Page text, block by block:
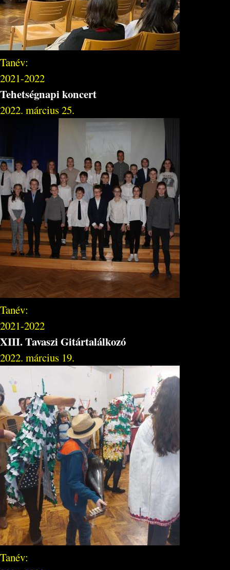
Tanév:
2021-2022
Tehetségnapi koncert
2022. március 25.
Tanév:
2021-2022
XIII. Tavaszi Gitártalálkozó
2022. március 19.
Tanév: